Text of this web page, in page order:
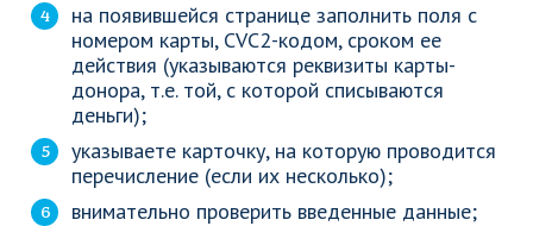
на появившейся странице заполнить поля с
номером карты, CVC2-кодом, сроком ее
действия (указываются реквизиты карты-
донора, т.е. той, с которой списываются
деньги);
указываете карточку, на которую проводится
перечисление (если их несколько);
внимательно проверить введенные данные;